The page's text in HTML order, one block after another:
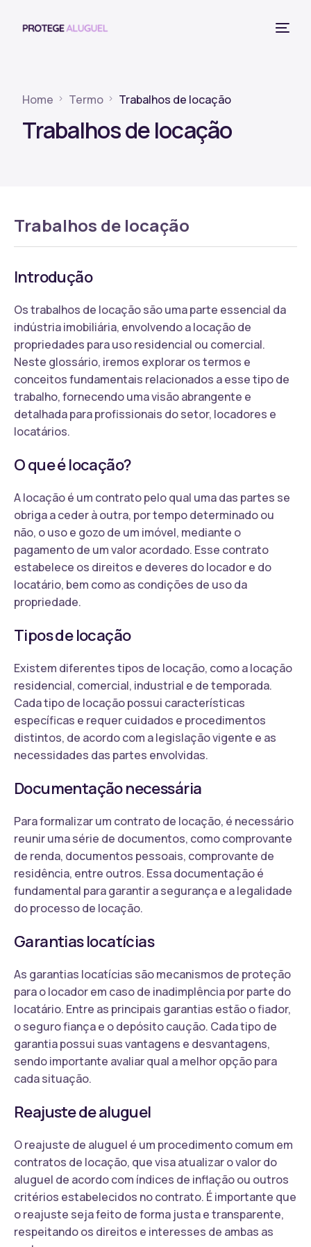
Home Termo Trabalhos de locação
Trabalhos de locação
Trabalhos de locação
Introdução
Os trabalhos de locação são uma parte essencial da
indústria imobiliária, envolvendo a locação de
propriedades para uso residencial ou comercial.
Neste glossário, iremos explorar os termos e
conceitos fundamentais relacionados a esse tipo de
trabalho, fornecendo uma visão abrangente e
detalhada para profissionais do setor, locadores e
locatários.
O que é locação?
A locação é um contrato pelo qual uma das partes se
obriga a ceder à outra, por tempo determinado ou
não, o uso e gozo de um imóvel, mediante o
pagamento de um valor acordado. Esse contrato
estabelece os direitos e deveres do locador e do
locatário, bem como as condições de uso da
propriedade.
Tipos de locação
Existem diferentes tipos de locação, como a locação
residencial, comercial, industrial e de temporada.
Cada tipo de locação possui características
específicas e requer cuidados e procedimentos
distintos, de acordo com a legislação vigente e as
necessidades das partes envolvidas.
Documentação necessária
Para formalizar um contrato de locação, é necessário
reunir uma série de documentos, como comprovante
de renda, documentos pessoais, comprovante de
residência, entre outros. Essa documentação é
fundamental para garantir a segurança e a legalidade
do processo de locação.
Garantias locatícias
As garantias locatícias são mecanismos de proteção
para o locador em caso de inadimplência por parte do
locatário. Entre as principais garantias estão o fiador,
o seguro fiança e o depósito caução. Cada tipo de
garantia possui suas vantagens e desvantagens,
sendo importante avaliar qual a melhor opção para
cada situação.
Reajuste de aluguel
O reajuste de aluguel é um procedimento comum em
contratos de locação, que visa atualizar o valor do
aluguel de acordo com índices de inflação ou outros
critérios estabelecidos no contrato. É importante que
o reajuste seja feito de forma justa e transparente,
respeitando os direitos e interesses de ambas as